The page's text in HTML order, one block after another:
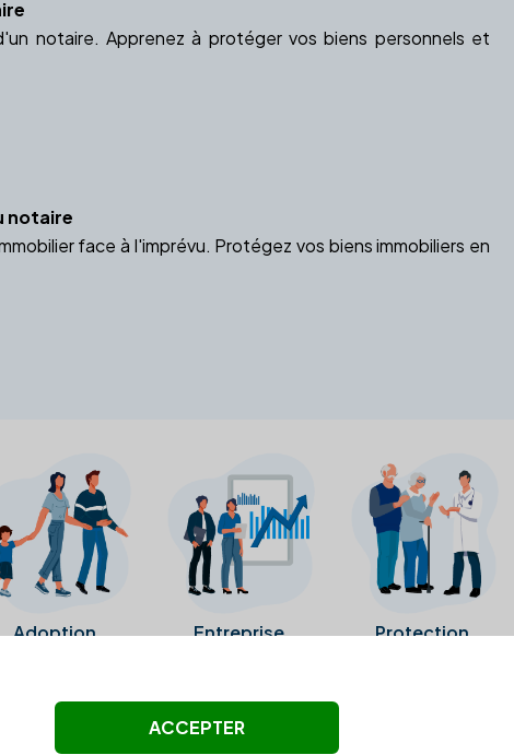
notaire. Apprenez à protéger vos biens personnels et
notaire
face à l'imprévu. Protégez vos biens immobiliers en
Adoption Entreprise Protection
collectés ni été vérifiés par Alexia.fr.
ACCEPTER